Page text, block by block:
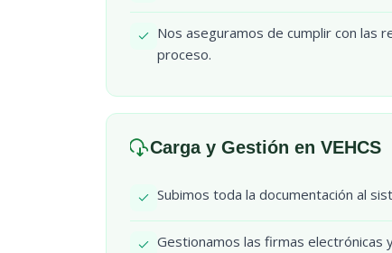
Nos aseguramos de cumplir con las
proceso.
Carga y Gestión en VEHCS
Subimos toda la documentación al
Gestionamos las firmas electrónicas